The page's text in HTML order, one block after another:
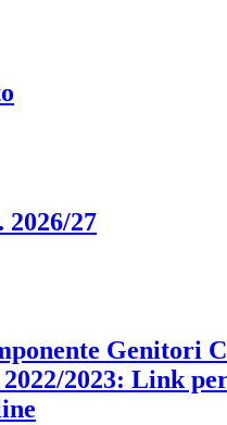
2026/27
Genitori
2022/2023: Link